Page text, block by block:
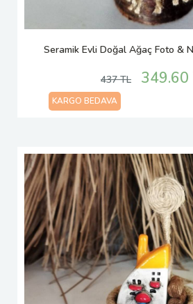
Seramik Evli Doğal Ağaç Foto &
437 TL 349.60
KARGO BEDAVA